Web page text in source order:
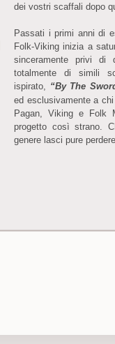
dei vostri scaffali dopo
Passati i primi anni di
Folk-Viking inizia a
sinceramente privi di
totalmente di simili
ispirato, “By The
ed esclusivamente a
Pagan, Viking e Folk
progetto così strano.
genere lasci pure